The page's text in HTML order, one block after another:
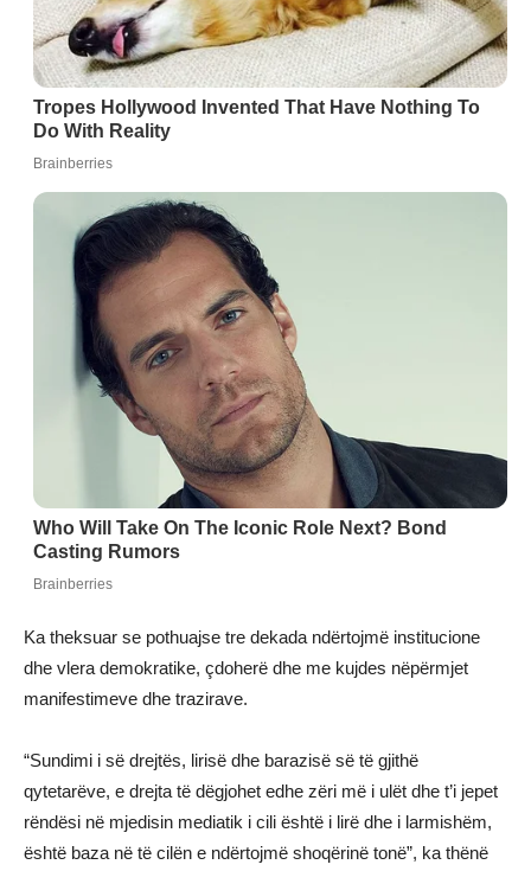
Ka theksuar se pothuajse tre dekada ndërtojmë institucione
dhe vlera demokratike, çdoherë dhe me kujdes nëpërmjet
manifestimeve dhe trazirave.
“Sundimi i së drejtës, lirisë dhe barazisë së të gjithë
qytetarëve, e drejta të dëgjohet edhe zëri më i ulët dhe t’i jepet
rëndësi në mjedisin mediatik i cili është i lirë dhe i larmishëm,
është baza në të cilën e ndërtojmë shoqërinë tonë”, ka thënë